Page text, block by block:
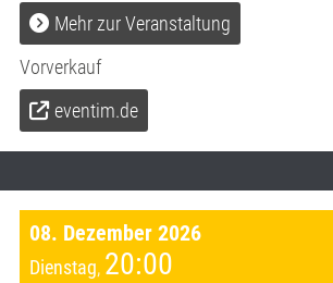
Mehr zur Veranstaltung
Vorverkauf
eventim.de
08. Dezember 2026
Dienstag, 20:00